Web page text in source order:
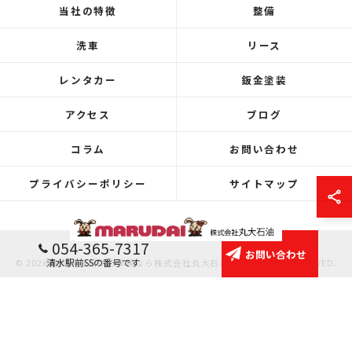
054-365-7317
清水駅前SSの番号です
お問い合わせ
当社の特徴 整備
洗車 リース
レンタカー 鈑金塗装
アクセス ブログ
コラム お問い合わせ
プライバシーポリシー サイトマップ
© 2026 静岡県静岡市の車検なら株式会社丸大石油 ALL RIGHTS RESERVED.